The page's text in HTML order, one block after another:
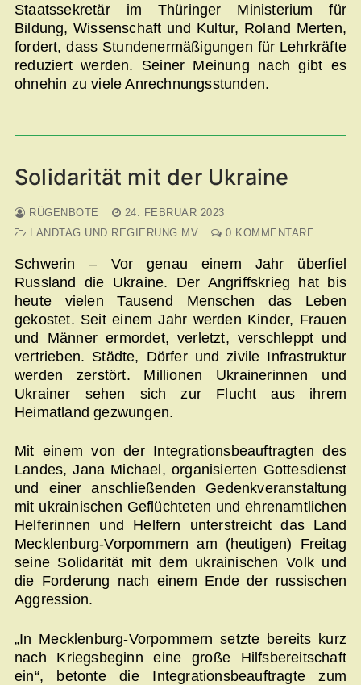
Staatssekretär im Thüringer Ministerium für
Bildung, Wissenschaft und Kultur, Roland Merten,
fordert, dass Stundenermäßigungen für Lehrkräfte
reduziert werden. Seiner Meinung nach gibt es
ohnehin zu viele Anrechnungsstunden.
Solidarität mit der Ukraine
RÜGENBOTE
24. FEBRUAR 2023
LANDTAG UND REGIERUNG MV
0 KOMMENTARE
Schwerin – Vor genau einem Jahr überfiel
Russland die Ukraine. Der Angriffskrieg hat bis
heute vielen Tausend Menschen das Leben
gekostet. Seit einem Jahr werden Kinder, Frauen
und Männer ermordet, verletzt, verschleppt und
vertrieben. Städte, Dörfer und zivile Infrastruktur
werden zerstört. Millionen Ukrainerinnen und
Ukrainer sehen sich zur Flucht aus ihrem
Heimatland gezwungen.
Mit einem von der Integrationsbeauftragten des
Landes, Jana Michael, organisierten Gottesdienst
und einer anschließenden Gedenkveranstaltung
mit ukrainischen Geflüchteten und ehrenamtlichen
Helferinnen und Helfern unterstreicht das Land
Mecklenburg-Vorpommern am (heutigen) Freitag
seine Solidarität mit dem ukrainischen Volk und
die Forderung nach einem Ende der russischen
Aggression.
„In Mecklenburg-Vorpommern setzte bereits kurz
nach Kriegsbeginn eine große Hilfsbereitschaft
ein“, betonte die Integrationsbeauftragte zum